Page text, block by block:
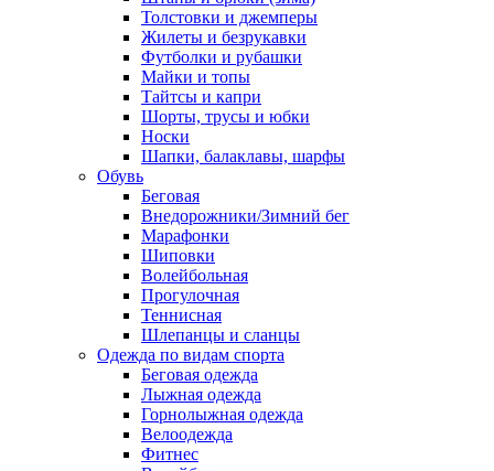
Толстовки и джемперы
Жилеты и безрукавки
Футболки и рубашки
Майки и топы
Тайтсы и капри
Шорты, трусы и юбки
Носки
Шапки, балаклавы, шарфы
Обувь
Беговая
Внедорожники/Зимний бег
Марафонки
Шиповки
Волейбольная
Прогулочная
Теннисная
Шлепанцы и сланцы
Одежда по видам спорта
Беговая одежда
Лыжная одежда
Горнолыжная одежда
Велоодежда
Фитнес